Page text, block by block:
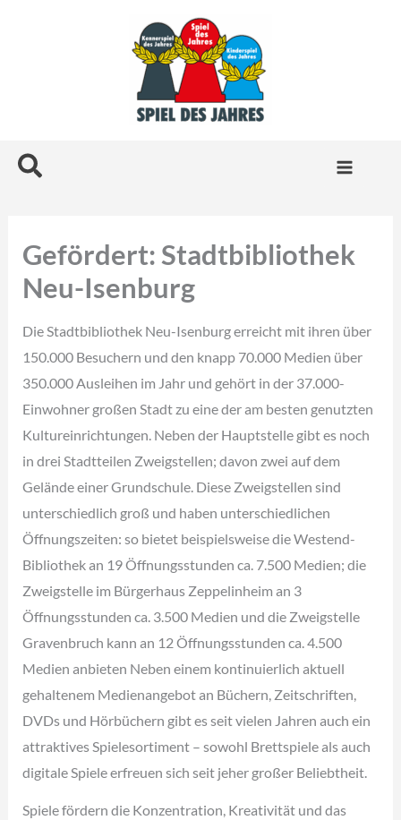
Suchen
Gefördert: Stadtbibliothek
Neu-Isenburg
Die Stadtbibliothek Neu-Isenburg erreicht mit ihren über
150.000 Besuchern und den knapp 70.000 Medien über
350.000 Ausleihen im Jahr und gehört in der 37.000-
Einwohner großen Stadt zu eine der am besten genutzten
Kultureinrichtungen. Neben der Hauptstelle gibt es noch
in drei Stadtteilen Zweigstellen; davon zwei auf dem
Gelände einer Grundschule. Diese Zweigstellen sind
unterschiedlich groß und haben unterschiedlichen
Öffnungszeiten: so bietet beispielsweise die Westend-
Bibliothek an 19 Öffnungsstunden ca. 7.500 Medien; die
Zweigstelle im Bürgerhaus Zeppelinheim an 3
Öffnungsstunden ca. 3.500 Medien und die Zweigstelle
Gravenbruch kann an 12 Öffnungsstunden ca. 4.500
Medien anbieten Neben einem kontinuierlich aktuell
gehaltenem Medienangebot an Büchern, Zeitschriften,
DVDs und Hörbüchern gibt es seit vielen Jahren auch ein
attraktives Spielesortiment – sowohl Brettspiele als auch
digitale Spiele erfreuen sich seit jeher großer Beliebtheit.
Spiele fördern die Konzentration, Kreativität und das